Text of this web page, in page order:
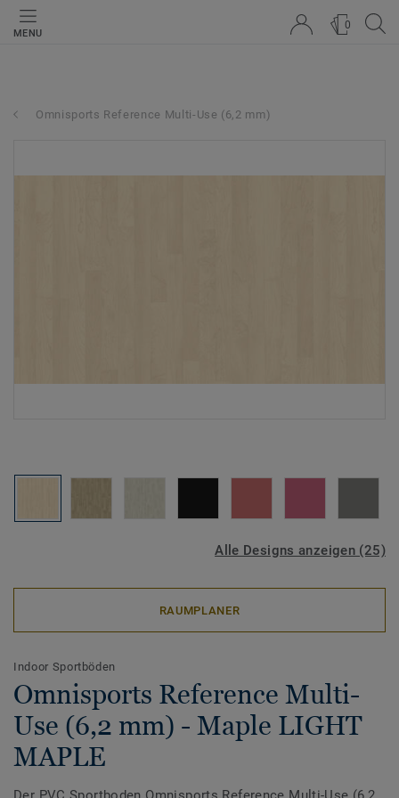
MENU
0
Omnisports Reference Multi-Use (6,2 mm)
Alle Designs anzeigen (25)
RAUMPLANER
Indoor Sportböden
Omnisports Reference Multi-
Use (6,2 mm) - Maple LIGHT
MAPLE